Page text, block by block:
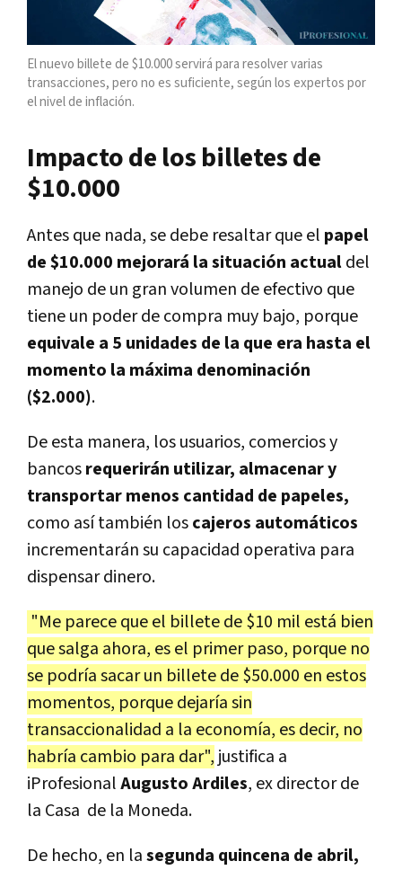
El nuevo billete de $10.000 servirá para resolver varias
transacciones, pero no es suficiente, según los expertos por
el nivel de inflación.
Impacto de los billetes de
$10.000
Antes que nada, se debe resaltar que el papel
de $10.000 mejorará la situación actualdel
manejo de un gran volumen de efectivo que
tiene un poder de compra muy bajo, porque
equivale a 5 unidades de la que era hasta el
momento la máxima denominación
($2.000).
De esta manera, los usuarios, comercios y
bancosrequerirán utilizar, almacenar y
transportar menos cantidad de papeles,
como así también loscajeros automáticos
incrementarán su capacidad operativa para
dispensar dinero.
"Me parece que el billete de $10 mil está bien
que salga ahora, es el primer paso, porque no
se podría sacar un billete de $50.000 en estos
momentos, porque dejaría sin
transaccionalidad a la economía, es decir, no
habría cambio para dar", justifica a
iProfesionalAugusto Ardiles, ex director de
la Casa de la Moneda.
De hecho, en lasegunda quincena de abril,